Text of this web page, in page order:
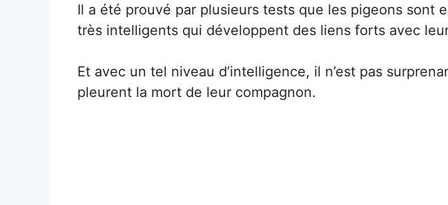
Il a été prouvé par plusieurs tests que les pigeons sont
très intelligents qui développent des liens forts avec
Et avec un tel niveau d’intelligence, il n’est pas
pleurent la mort de leur compagnon.